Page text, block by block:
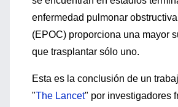
enfermedad pulmonar
(EPOC) proporciona una mayor
que trasplantar sólo uno.
Esta es la conclusión de un
"The Lancet" por investigadores